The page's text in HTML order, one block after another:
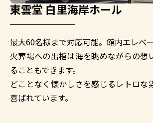
東雲堂 白里海岸ホール
最大60名様まで対応可能。館内エレベ
火葬場への出棺は海を眺めながらの想
ることもできます。
どことなく懐かしさを感じるレトロな
喜ばれています。